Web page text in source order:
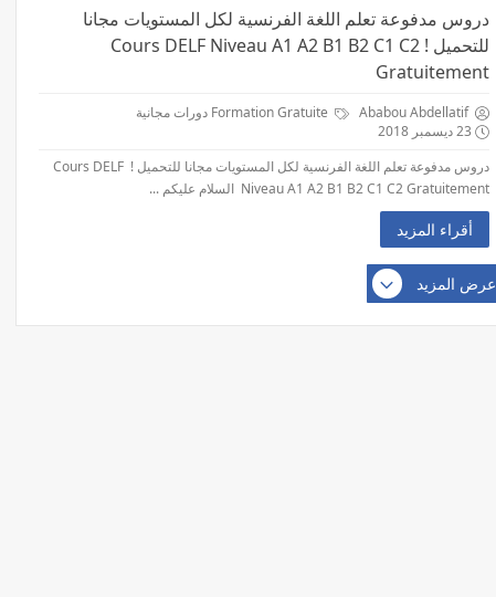
دروس مدفوعة تعلم اللغة الفرنسية لكل المستويات مجانا
للتحميل ! Cours DELF Niveau A1 A2 B1 B2 C1 C2
Gratuitement
Ababou Abdellatif
23 ديسمبر 2018
دروس مدفوعة تعلم اللغة الفرنسية لكل المستويات مجانا للتحميل ! Cours DELF
Niveau A1 A2 B1 B2 C1 C2 Gratuitement السلام عليكم ...
أقراء المزيد
عرض المزيد